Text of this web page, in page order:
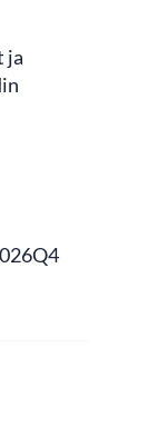
ja